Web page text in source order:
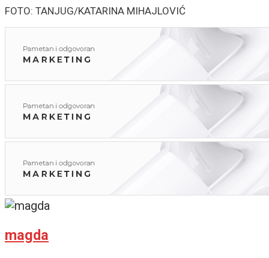
FOTO: TANJUG/KATARINA MIHAJLOVIĆ
magda